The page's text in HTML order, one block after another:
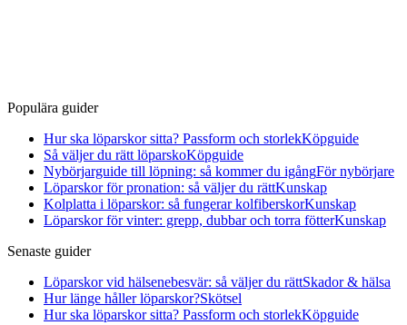
Populära guider
Hur ska löparskor sitta? Passform och storlekKöpguide
Så väljer du rätt löparskoKöpguide
Nybörjarguide till löpning: så kommer du igångFör nybörjare
Löparskor för pronation: så väljer du rättKunskap
Kolplatta i löparskor: så fungerar kolfiberskorKunskap
Löparskor för vinter: grepp, dubbar och torra fötterKunskap
Senaste guider
Löparskor vid hälsenebesvär: så väljer du rättSkador & hälsa
Hur länge håller löparskor?Skötsel
Hur ska löparskor sitta? Passform och storlekKöpguide